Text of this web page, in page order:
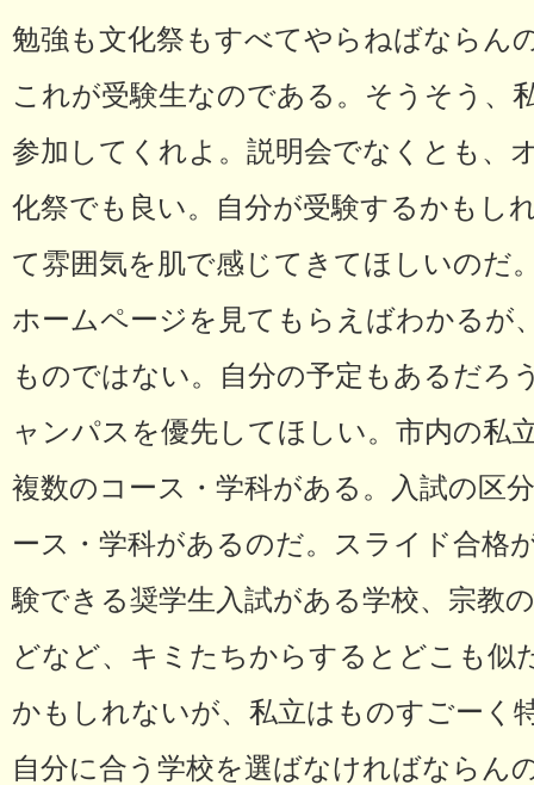
勉強も文化祭もすべてやらねばならん
これが受験生なのである。そうそう、
参加してくれよ。説明会でなくとも、
化祭でも良い。自分が受験するかもし
て雰囲気を肌で感じてきてほしいのだ
ホームページを見てもらえばわかるが
ものではない。自分の予定もあるだろ
ャンパスを優先してほしい。市内の私
複数のコース・学科がある。入試の区
ース・学科があるのだ。スライド合格
験できる奨学生入試がある学校、宗教
どなど、キミたちからするとどこも似
かもしれないが、私立はものすごーく
自分に合う学校を選ばなければならん